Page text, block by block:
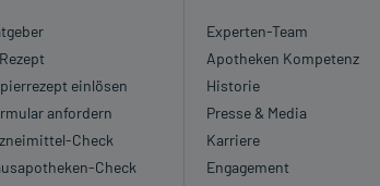
einlösen
anfordern
Check
Check
Experten-Team
Apotheken Kompetenz
Historie
Presse & Media
Karriere
Engagement